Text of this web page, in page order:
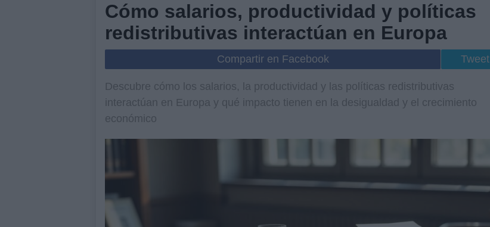
Cómo salarios, productividad y políticas
redistributivas interactúan en Europa
Compartir en Facebook Tweet
Descubre cómo los salarios, la productividad y las políticas redistributivas
interactúan en Europa y qué impacto tienen en la desigualdad y el crecimiento
económico